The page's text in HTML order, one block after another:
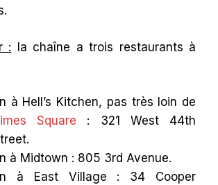
: la chaîne a trois restaurants à
à Hell’s Kitchen, pas très loin de
Square : 321 West 44th
à Midtown : 805 3rd Avenue.
à East Village : 34 Cooper